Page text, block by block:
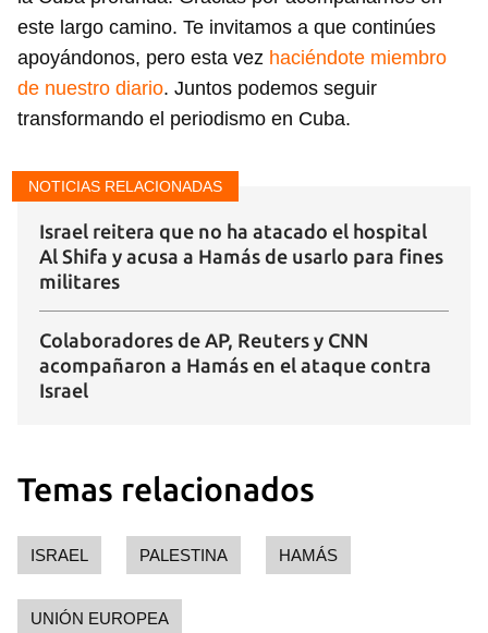
INICIAR SESIÓN CANCELAR
este largo camino. Te invitamos a que continúes
apoyándonos, pero esta vez haciéndote miembro
de nuestro diario. Juntos podemos seguir
transformando el periodismo en Cuba.
NOTICIAS RELACIONADAS
Israel reitera que no ha atacado el hospital
Al Shifa y acusa a Hamás de usarlo para fines
militares
Colaboradores de AP, Reuters y CNN
acompañaron a Hamás en el ataque contra
Israel
Temas relacionados
ISRAEL PALESTINA HAMÁS
UNIÓN EUROPEA